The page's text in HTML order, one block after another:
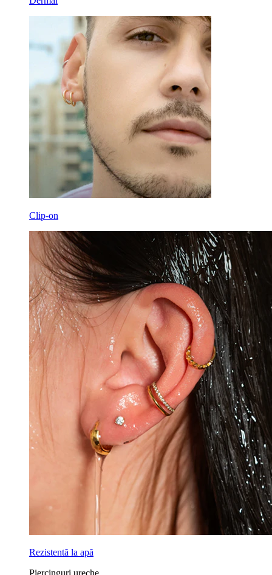
Clip-on
Rezistentă la apă
Piercinguri ureche